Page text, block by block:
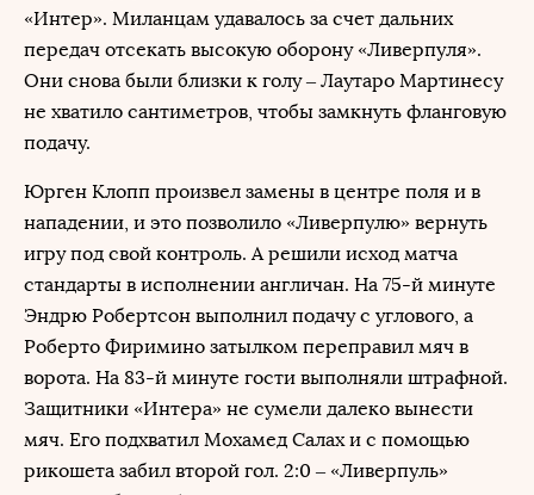
«Интер». Миланцам удавалось за счет дальних
передач отсекать высокую оборону «Ливерпуля».
Они снова были близки к голу – Лаутаро Мартинесу
не хватило сантиметров, чтобы замкнуть фланговую
подачу.
Юрген Клопп произвел замены в центре поля и в
нападении, и это позволило «Ливерпулю» вернуть
игру под свой контроль. А решили исход матча
стандарты в исполнении англичан. На 75-й минуте
Эндрю Робертсон выполнил подачу с углового, а
Роберто Фиримино затылком переправил мяч в
ворота. На 83-й минуте гости выполняли штрафной.
Защитники «Интера» не сумели далеко вынести
мяч. Его подхватил Мохамед Салах и с помощью
рикошета забил второй гол. 2:0 – «Ливерпуль»